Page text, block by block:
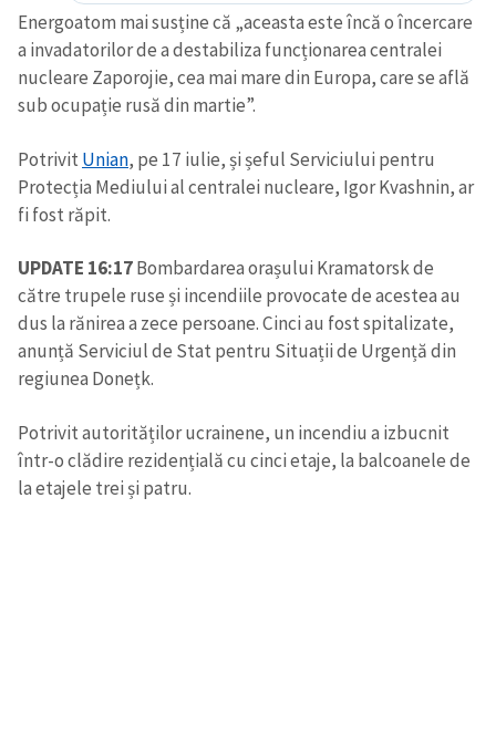
Energoatom mai susține că „aceasta este încă o încercare
a invadatorilor de a destabiliza funcționarea centralei
nucleare Zaporojie, cea mai mare din Europa, care se află
sub ocupație rusă din martie”.
Potrivit Unian, pe 17 iulie, și șeful Serviciului pentru
Protecția Mediului al centralei nucleare, Igor Kvashnin, ar
fi fost răpit.
UPDATE 16:17Bombardarea orașului Kramatorsk de
către trupele ruse și incendiile provocate de acestea au
dus la rănirea a zece persoane. Cinci au fost spitalizate,
anunță Serviciul de Stat pentru Situații de Urgență din
regiunea Donețk.
Potrivit autorităților ucrainene, un incendiu a izbucnit
într-o clădire rezidențială cu cinci etaje, la balcoanele de
la etajele trei și patru.